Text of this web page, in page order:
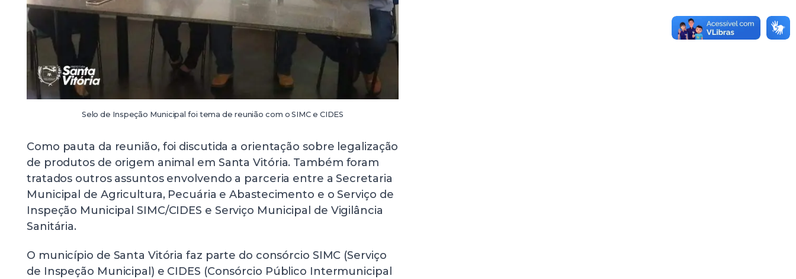
Selo de Inspeção Municipal foi tema de reunião com o SIMC e CIDES
Como pauta da reunião, foi discutida a orientação sobre legalização
de produtos de origem animal em Santa Vitória. Também foram
tratados outros assuntos envolvendo a parceria entre a Secretaria
Municipal de Agricultura, Pecuária e Abastecimento e o Serviço de
Inspeção Municipal SIMC/CIDES e Serviço Municipal de Vigilância
Sanitária.
O município de Santa Vitória faz parte do consórcio SIMC (Serviço
de Inspeção Municipal) e CIDES (Consórcio Público Intermunicipal